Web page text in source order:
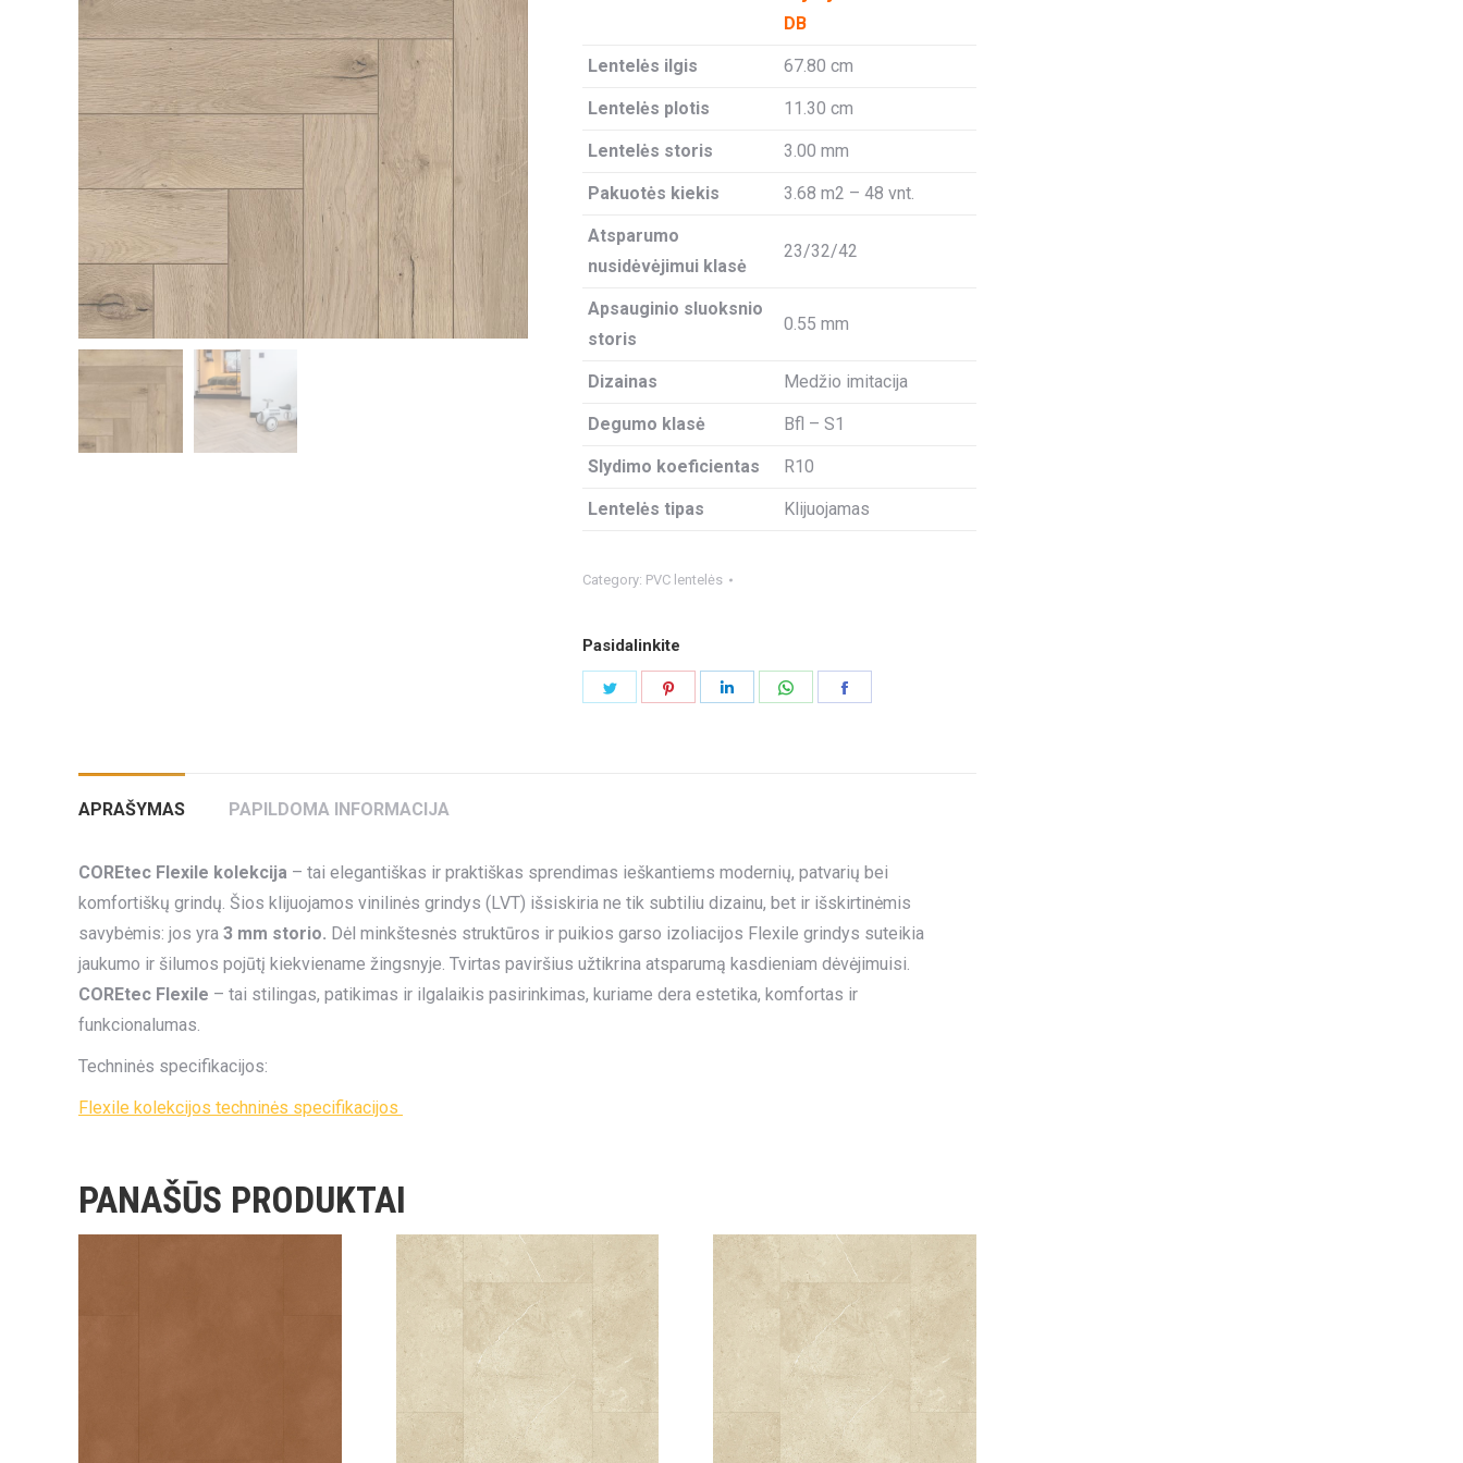
DB
Lentelės ilgis 67.80 cm
Lentelės plotis 11.30 cm
Lentelės storis 3.00 mm
Pakuotės kiekis 3.68 m2 – 48 vnt.
Atsparumo
nusidėvėjimui klasė
23/32/42
Apsauginio sluoksnio
storis
0.55 mm
Dizainas Medžio imitacija
Degumo klasė Bfl – S1
Slydimo koeficientas R10
Lentelės tipas Klijuojamas
Category: PVC lentelės
Pasidalinkite
Share
Share
APRAŠYMAS PAPILDOMA INFORMACIJA
COREtec Flexile kolekcija – tai elegantiškas ir praktiškas sprendimas ieškantiems modernių, patvarių bei
komfortiškų grindų. Šios klijuojamos vinilinės grindys (LVT) išsiskiria ne tik subtiliu dizainu, bet ir išskirtinėmis
savybėmis: jos yra 3 mm storio. Dėl minkštesnės struktūros ir puikios garso izoliacijos Flexile grindys suteikia
jaukumo ir šilumos pojūtį kiekviename žingsnyje. Tvirtas paviršius užtikrina atsparumą kasdieniam dėvėjimuisi.
COREtec Flexile – tai stilingas, patikimas ir ilgalaikis pasirinkimas, kuriame dera estetika, komfortas ir
funkcionalumas.
Techninės specifikacijos:
Flexile kolekcijos techninės specifikacijos
PANAŠŪS PRODUKTAI